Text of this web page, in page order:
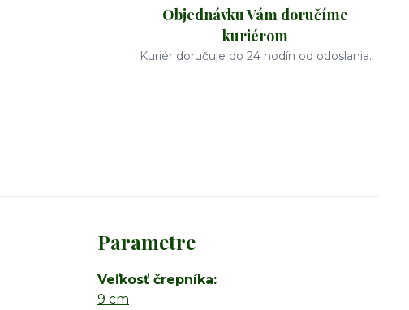
Objednávku Vám doručíme
kuriérom
Kuriér doručuje do 24 hodín od odoslania.
Parametre
Veľkosť črepníka
9 cm